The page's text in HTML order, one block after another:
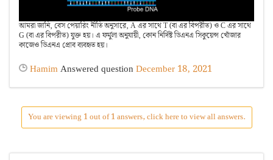
আমরা জানি, বেস পেয়ারিং নীতি অনুসারে, A এর সাথে T (বা এর বিপরীত) ও C এর সাথে
G (বা এর বিপরীত) যুক্ত হয়। এ ফর্মুলা অনুযায়ী, কোন নির্দিষ্ট ডিএনএ সিকুয়েন্স খোঁজার
কাজেও ডিএনএ প্রোব ব্যবহৃত হয়।
HamimAnswered question December 18, 2021
You are viewing 1 out of 1 answers, click here to view all answers.